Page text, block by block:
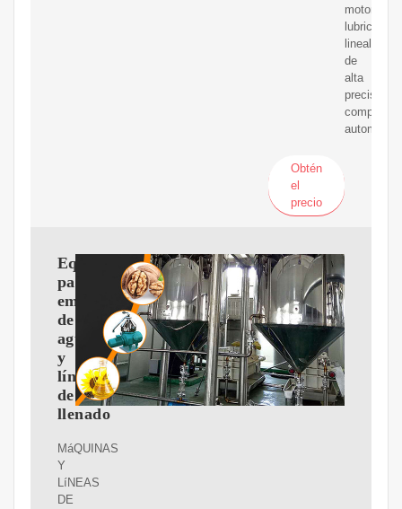
motor,
lubricante
lineal
de
alta
precisión,
automática
Obtén
el
precio
Equipos
para
embotellado
de
agua
y
líneas
de
llenado
MáQUINAS
Y
LíNEAS
DE